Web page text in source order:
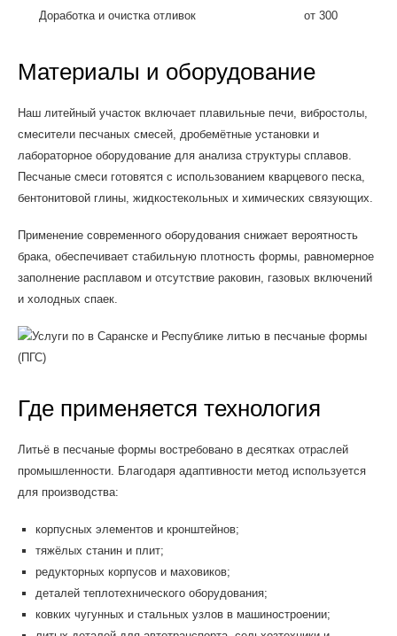
Доработка и очистка отливок от 300
Материалы и оборудование
Наш литейный участок включает плавильные печи, вибростолы,
смесители песчаных смесей, дробемётные установки и
лабораторное оборудование для анализа структуры сплавов.
Песчаные смеси готовятся с использованием кварцевого песка,
бентонитовой глины, жидкостекольных и химических связующих.
Применение современного оборудования снижает вероятность
брака, обеспечивает стабильную плотность формы, равномерное
заполнение расплавом и отсутствие раковин, газовых включений
и холодных спаек.
Где применяется технология
Литьё в песчаные формы востребовано в десятках отраслей
промышленности. Благодаря адаптивности метод используется
для производства:
корпусных элементов и кронштейнов;
тяжёлых станин и плит;
редукторных корпусов и маховиков;
деталей теплотехнического оборудования;
ковких чугунных и стальных узлов в машиностроении;